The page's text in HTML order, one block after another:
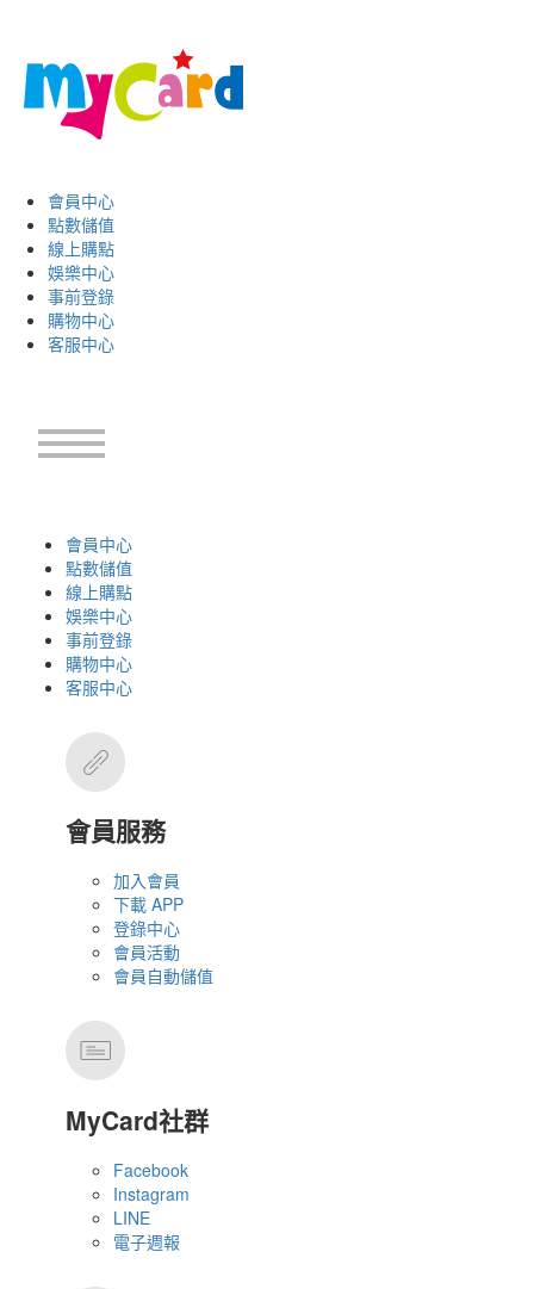
會員中心
點數儲值
線上購點
娛樂中心
事前登錄
購物中心
客服中心
會員中心
點數儲值
線上購點
娛樂中心
事前登錄
購物中心
客服中心
會員服務
加入會員
下載 APP
登錄中心
會員活動
會員自動儲值
MyCard社群
Facebook
Instagram
LINE
電子週報